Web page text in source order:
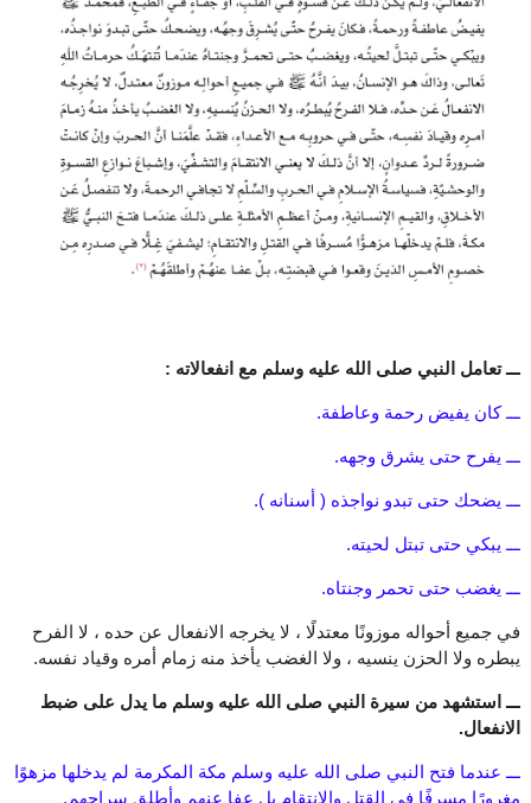
ـــ تعامل النبي صلى الله عليه وسلم مع انفعالاته :
ـــ كان يفيض رحمة وعاطفة.
ـــ يفرح حتى يشرق وجهه.
ـــ يضحك حتى تبدو نواجذه ( أسنانه ).
ـــ يبكي حتى تبتل لحيته.
ـــ يغضب حتى تحمر وجنتاه.
في جميع أحواله موزونًا معتدلًا ، لا يخرجه الانفعال عن حده ، لا الفرح
يبطره ولا الحزن ينسيه ، ولا الغضب يأخذ منه زمام أمره وقياد نفسه.
ـــ استشهد من سيرة النبي صلى الله عليه وسلم ما يدل على ضبط
الانفعال.
ـــ عندما فتح النبي صلى الله عليه وسلم مكة المكرمة لم يدخلها مزهوًا
مغرورًا مسرفًا في القتل والانتقام بل عفا عنهم وأطلق سراحهم.